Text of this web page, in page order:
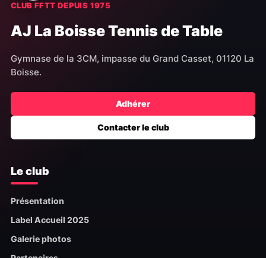
CLUB FFTT DEPUIS 1975
AJ La Boisse Tennis de Table
Gymnase de la 3CM, impasse du Grand Casset, 01120 La
Boisse.
Adhérer
Contacter le club
Le club
Présentation
Label Accueil 2025
Galerie photos